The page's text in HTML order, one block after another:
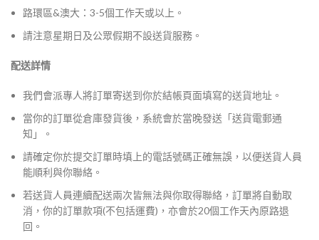
路環區&澳大：3-5個工作天或以上。
請注意星期日及公眾假期不設送貨服務。
配送詳情
我們會派專人將訂單寄送到你於結帳頁面填寫的送貨地址。
當你的訂單從倉庫發貨後，系統會於當晚發送「送貨電郵通
知」。
請確定你於提交訂單時填上的電話號碼正確無誤，以便送貨人員
能順利與你聯絡。
若送貨人員連續配送兩次皆無法與你取得聯絡，訂單將自動取
消，你的訂單款項(不包括運費)，亦會於20個工作天內原路退
回。